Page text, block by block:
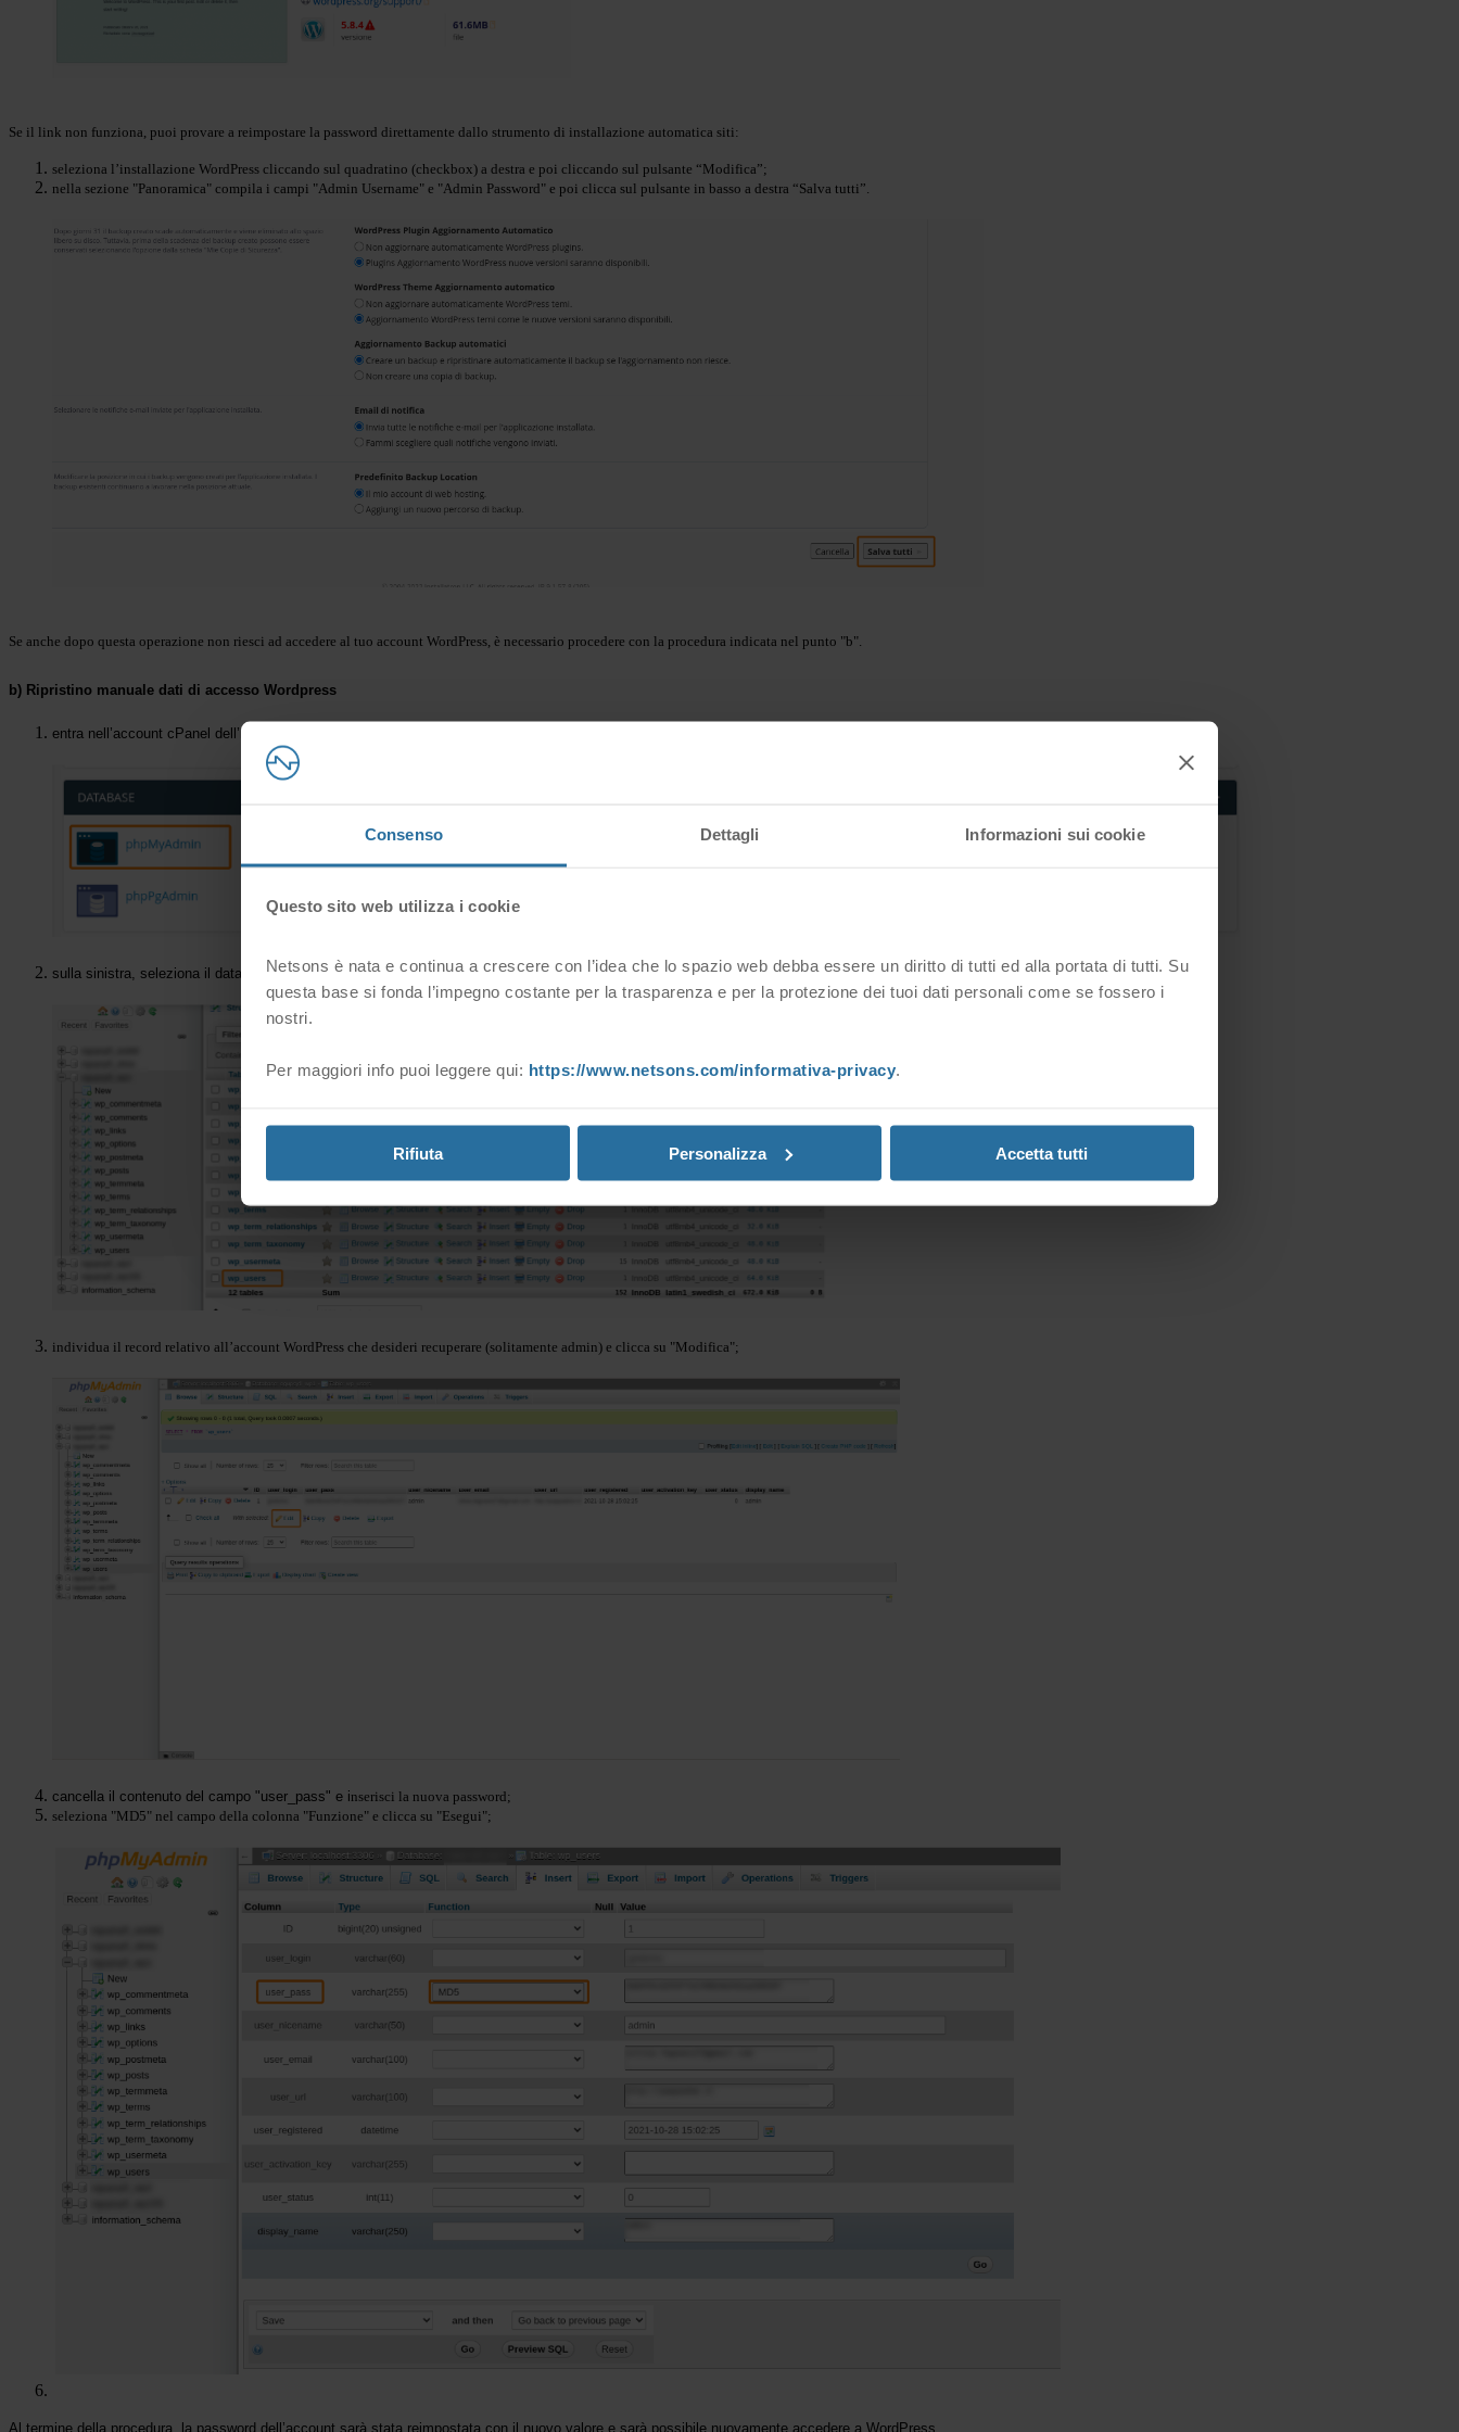
Consenso Dettagli Informazioni sui cookie
Questo sito web utilizza i cookie
Netsons è nata e continua a crescere con l’idea che lo spazio web debba essere un diritto di tutti ed alla portata di tutti. Su
questa base si fonda l’impegno costante per la trasparenza e per la protezione dei tuoi dati personali come se fossero i
nostri.
Per maggiori info puoi leggere qui: https://www.netsons.com/informativa-privacy.
Rifiuta Personalizza Accetta tutti
Se il link non funziona, puoi provare a reimpostare la password direttamente dallo strumento di installazione automatica siti:
seleziona l’installazione WordPress cliccando sul quadratino (checkbox) a destra e poi cliccando sul pulsante “Modifica”;
nella sezione "Panoramica" compila i campi "Admin Username" e "Admin Password" e poi clicca sul pulsante in basso a destra “Salva tutti”.
Se anche dopo questa operazione non riesci ad accedere al tuo account WordPress, è necessario procedere con la procedura indicata nel punto "b".
b) Ripristino manuale dati di accesso Wordpress
entra nell’account cPanel dell’hosting e c
sulla sinistra, seleziona il database della tua applicazione e clicca sulla tabella "wp_users" (potrebbe avere un prefisso diverso da "wp_", ma il nome terminerà sicuramente con "users");
individua il record relativo all’account WordPress che desideri recuperare (solitamente admin) e clicca su "Modifica";
cancella il contenuto del campo "user_pass" e inserisci la nuova password;
seleziona "MD5" nel campo della colonna "Funzione" e clicca su "Esegui";
Al termine della procedura, la password dell’account sarà stata reimpostata con il nuovo valore e sarà possibile nuovamente accedere a WordPress.